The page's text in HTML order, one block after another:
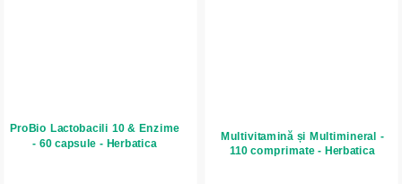
ProBio Lactobacili 10 & Enzime
- 60 capsule - Herbatica
Multivitamină și Multimineral -
110 comprimate - Herbatica